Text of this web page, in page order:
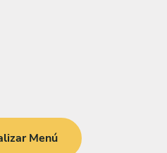
Menú